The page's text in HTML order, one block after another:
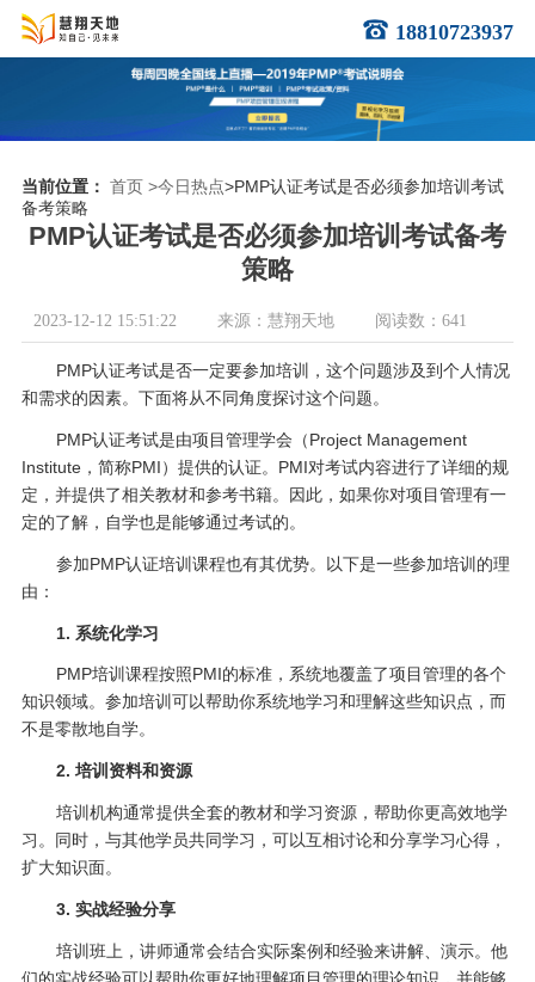
18810723937
当前位置： 首页 >今日热点>PMP认证考试是否必须参加培训考试
备考策略
PMP认证考试是否必须参加培训考试备考
策略
2023-12-12 15:51:22 来源：慧翔天地 阅读数：641
PMP认证考试是否一定要参加培训，这个问题涉及到个人情况
和需求的因素。下面将从不同角度探讨这个问题。
PMP认证考试是由项目管理学会（Project Management
Institute，简称PMI）提供的认证。PMI对考试内容进行了详细的规
定，并提供了相关教材和参考书籍。因此，如果你对项目管理有一
定的了解，自学也是能够通过考试的。
参加PMP认证培训课程也有其优势。以下是一些参加培训的理
由：
1. 系统化学习
PMP培训课程按照PMI的标准，系统地覆盖了项目管理的各个
知识领域。参加培训可以帮助你系统地学习和理解这些知识点，而
不是零散地自学。
2. 培训资料和资源
培训机构通常提供全套的教材和学习资源，帮助你更高效地学
习。同时，与其他学员共同学习，可以互相讨论和分享学习心得，
扩大知识面。
3. 实战经验分享
培训班上，讲师通常会结合实际案例和经验来讲解、演示。他